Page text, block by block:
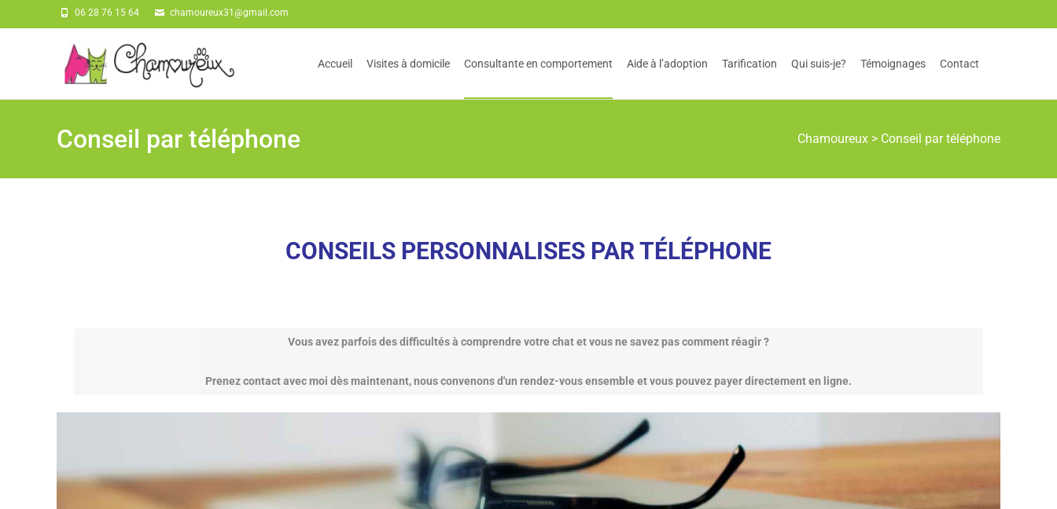
06 28 76 15 64 chamoureux31@gmail.com
to
Accueil Visites à domicile Consultante en comportement Aide à l’adoption Tarification Qui suis-je? Témoignages Contact
Conseil par téléphone Chamoureux > Conseil par téléphone
CONSEILS PERSONNALISES PAR TÉLÉPHONE
Vous avez parfois des difficultés à comprendre votre chat et vous ne savez pas comment réagir ?
Prenez contact avec moi dès maintenant, nous convenons d'un rendez-vous ensemble et vous pouvez payer directement en ligne.